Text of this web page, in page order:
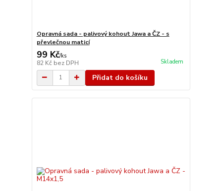
Opravná sada - palivový kohout Jawa a ČZ - s
převlečnou maticí
99 Kč/ks
82 Kč bez DPH Skladem
Přidat do košíku